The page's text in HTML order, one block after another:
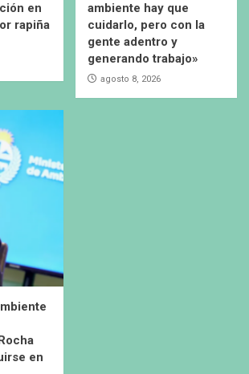
en
rapiña
ambiente hay que
cuidarlo, pero con la
gente adentro y
generando trabajo»
agosto 8, 2026
en